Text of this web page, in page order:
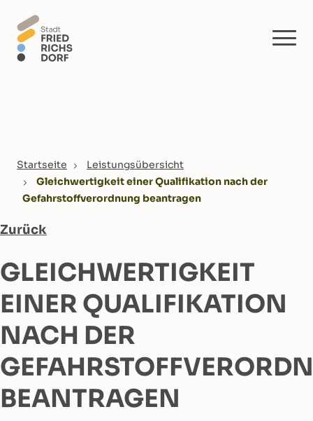
You are here:
Startseite
Leistungsübersicht
Gleichwertigkeit einer Qualifikation nach der
Gefahrstoffverordnung beantragen
Zurück
GLEICHWERTIGKEIT
EINER QUALIFIKATION
NACH DER
BEANTRAGEN